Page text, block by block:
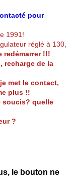
pour
1991!
réglé à 130,
redémarrer !!!
recharge de la
met le contact,
plus !!
soucis? quelle
?
le bouton ne